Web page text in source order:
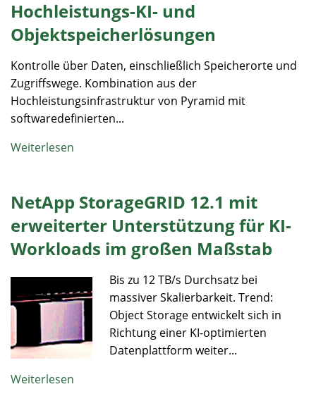
Hochleistungs-KI- und
Objektspeicherlösungen
Kontrolle über Daten, einschließlich Speicherorte und
Zugriffswege. Kombination aus der
Hochleistungsinfrastruktur von Pyramid mit
softwaredefinierten...
Weiterlesen
NetApp StorageGRID 12.1 mit
erweiterter Unterstützung für KI-
Workloads im großen Maßstab
Bis zu 12 TB/s Durchsatz bei
massiver Skalierbarkeit. Trend:
Object Storage entwickelt sich in
Richtung einer KI-optimierten
Datenplattform weiter...
Weiterlesen